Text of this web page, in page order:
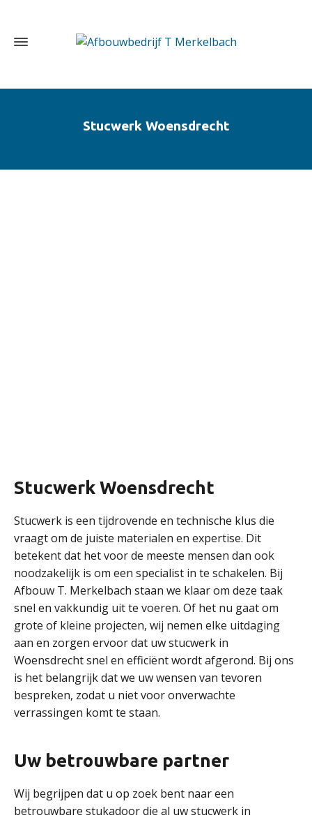
Stucwerk Woensdrecht
Stucwerk Woensdrecht
Stucwerk is een tijdrovende en technische klus die
vraagt om de juiste materialen en expertise. Dit
betekent dat het voor de meeste mensen dan ook
noodzakelijk is om een specialist in te schakelen. Bij
Afbouw T. Merkelbach staan we klaar om deze taak
snel en vakkundig uit te voeren. Of het nu gaat om
grote of kleine projecten, wij nemen elke uitdaging
aan en zorgen ervoor dat uw stucwerk in
Woensdrecht snel en efficiënt wordt afgerond. Bij ons
is het belangrijk dat we uw wensen van tevoren
bespreken, zodat u niet voor onverwachte
verrassingen komt te staan.
Uw betrouwbare partner
Wij begrijpen dat u op zoek bent naar een
betrouwbare stukadoor die al uw stucwerk in